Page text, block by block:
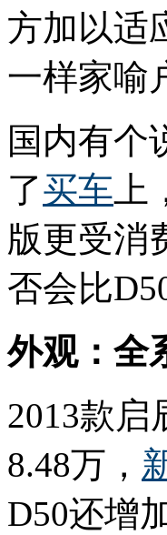
方加以适
一样家喻
国内有个
了买车
版更受消
否会比
外观：全
2013款启
8.48万，
D50还增